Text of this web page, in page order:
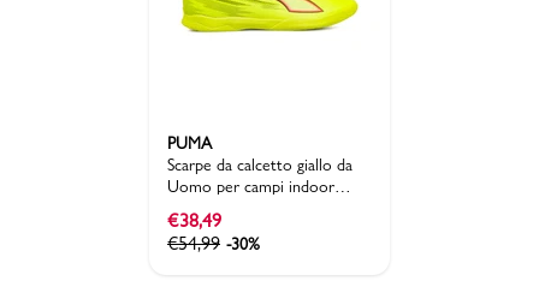
PUMA
Scarpe da calcetto giallo da
Uomo per campi indoor
Puma Ultra Play 6
€38,49
€54,99 -30%